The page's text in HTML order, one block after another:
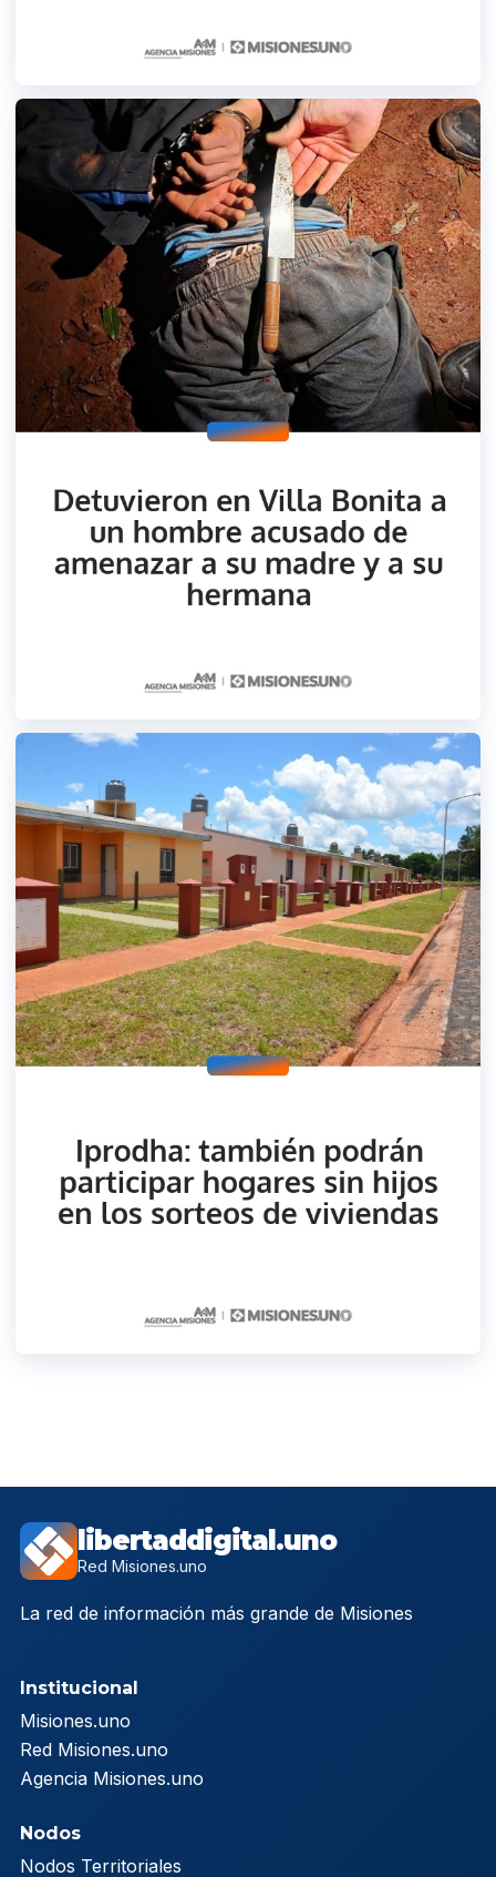
libertaddigital.uno
Red Misiones.uno
La red de información más grande de Misiones
Institucional
Misiones.uno
Red Misiones.uno
Agencia Misiones.uno
Nodos
Nodos Territoriales